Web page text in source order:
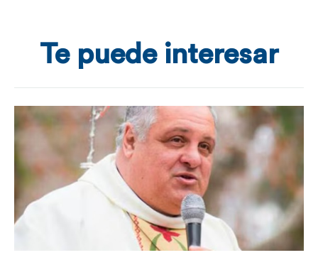
Te puede interesar